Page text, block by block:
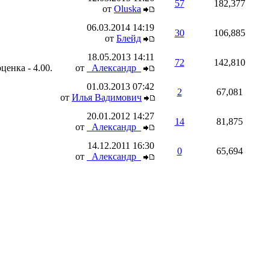
от Oluska
57 182,377
06.03.2014 14:19
от Блейд
30 106,885
18.05.2013 14:11
от
_Александр_
72 142,810
01.03.2013 07:42
от Илья Вадимович
2 67,081
20.01.2012 14:27
от
_Александр_
14 81,875
14.12.2011 16:30
от
_Александр_
0 65,694